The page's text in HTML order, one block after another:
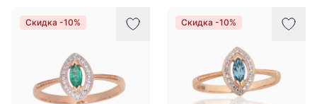
Скидка -10% Скидка -10%